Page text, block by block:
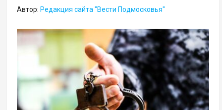
Автор: Редакция сайта "Вести Подмосковья"